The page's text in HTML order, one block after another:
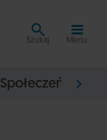
Szukaj Menu
Społeczeństwo